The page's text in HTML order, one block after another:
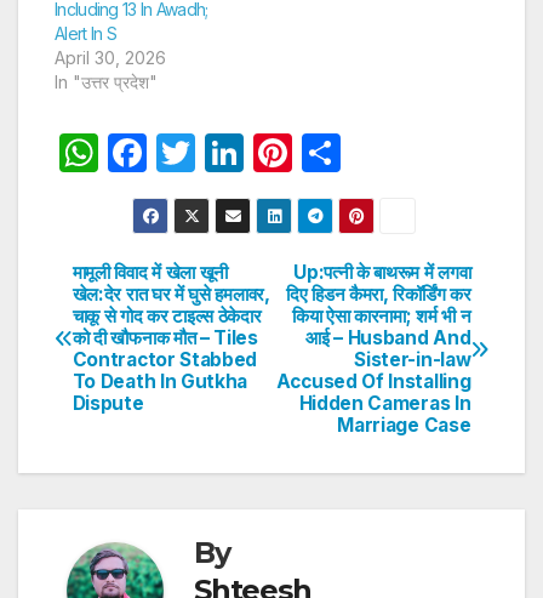
Including 13 In Awadh;
Alert In S
April 30, 2026
In "उत्तर प्रदेश"
W
s
A
p
p
F
a
c
e
b
o
o
T
w
itt
er
Li
n
k
dI
n
Pi
nt
er
e
st
h
ar
e
Post
navigation
Up:पत्नी के बाथरूम में लगवा
दिए हिडन कैमरा, रिकॉर्डिंग कर
किया ऐसा कारनामा; शर्म भी न
आई – Husband And
Sister-in-law
Accused Of Installing
Hidden Cameras In
Marriage Case
मामूली विवाद में खेला खूनी
खेल:देर रात घर में घुसे हमलावर,
चाकू से गोद कर टाइल्स ठेकेदार
को दी खौफनाक मौत – Tiles
Contractor Stabbed
To Death In Gutkha
Dispute
By
Shteesh